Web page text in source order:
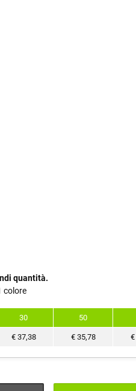
quantità.
colore
30 50
€ 37,38 € 35,78 €